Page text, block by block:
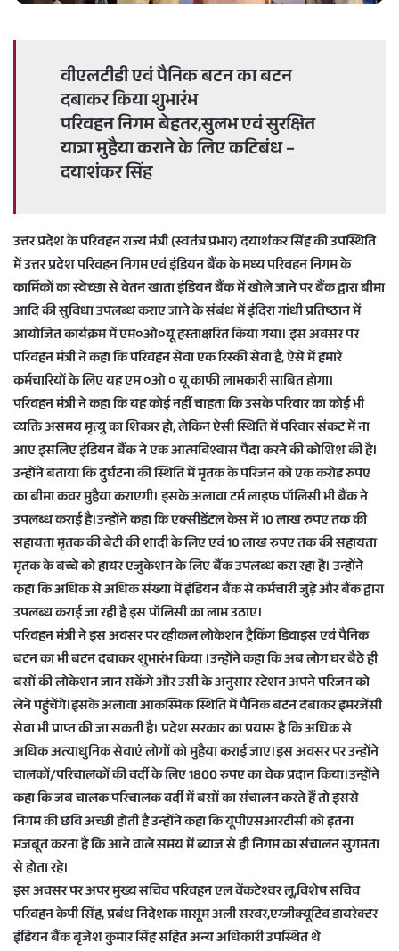
वीएलटीडी एवं पैनिक बटन का बटन
दबाकर किया शुभारंभ
परिवहन निगम बेहतर,सुलभ एवं सुरक्षित
यात्रा मुहैया कराने के लिए कटिबंध –
दयाशंकर सिंह
उत्तर प्रदेश के परिवहन राज्य मंत्री (स्वतंत्र प्रभार) दयाशंकर सिंह की उपस्थिति
में उत्तर प्रदेश परिवहन निगम एवं इंडियन बैंक के मध्य परिवहन निगम के
कार्मिकों का स्वेच्छा से वेतन खाता इंडियन बैंक में खोले जाने पर बैंक द्वारा बीमा
आदि की सुविधा उपलब्ध कराए जाने के संबंध में इंदिरा गांधी प्रतिष्ठान में
आयोजित कार्यक्रम में एम०ओ०यू हस्ताक्षरित किया गया। इस अवसर पर
परिवहन मंत्री ने कहा कि परिवहन सेवा एक रिस्की सेवा है, ऐसे में हमारे
कर्मचारियों के लिए यह एम ०ओ ० यू काफी लाभकारी साबित होगा।
परिवहन मंत्री ने कहा कि यह कोई नहीं चाहता कि उसके परिवार का कोई भी
व्यक्ति असमय मृत्यु का शिकार हो, लेकिन ऐसी स्थिति में परिवार संकट में ना
आए इसलिए इंडियन बैंक ने एक आत्मविश्वास पैदा करने की कोशिश की है।
उन्होंने बताया कि दुर्घटना की स्थिति में मृतक के परिजन को एक करोड रुपए
का बीमा कवर मुहैया कराएगी। इसके अलावा टर्म लाइफ पॉलिसी भी बैंक ने
उपलब्ध कराई है।उन्होंने कहा कि एक्सीडेंटल केस में 10 लाख रुपए तक की
सहायता मृतक की बेटी की शादी के लिए एवं 10 लाख रुपए तक की सहायता
मृतक के बच्चे को हायर एजुकेशन के लिए बैंक उपलब्ध करा रहा है। उन्होंने
कहा कि अधिक से अधिक संख्या में इंडियन बैंक से कर्मचारी जुड़े और बैंक द्वारा
उपलब्ध कराई जा रही है इस पॉलिसी का लाभ उठाए।
परिवहन मंत्री ने इस अवसर पर व्हीकल लोकेशन ट्रैकिंग डिवाइस एवं पैनिक
बटन का भी बटन दबाकर शुभारंभ किया ।उन्होंने कहा कि अब लोग घर बैठे ही
बसों की लोकेशन जान सकेंगे और उसी के अनुसार स्टेशन अपने परिजन को
लेने पहुंचेंगे।इसके अलावा आकस्मिक स्थिति में पैनिक बटन दबाकर इमरजेंसी
सेवा भी प्राप्त की जा सकती है। प्रदेश सरकार का प्रयास है कि अधिक से
अधिक अत्याधुनिक सेवाएं लोगों को मुहैया कराई जाए।इस अवसर पर उन्होंने
चालकों/परिचालकों की वर्दी के लिए 1800 रुपए का चेक प्रदान किया।उन्होंने
कहा कि जब चालक परिचालक वर्दी में बसों का संचालन करते हैं तो इससे
निगम की छवि अच्छी होती है उन्होंने कहा कि यूपीएसआरटीसी को इतना
मजबूत करना है कि आने वाले समय में ब्याज से ही निगम का संचालन सुगमता
से होता रहे।
इस अवसर पर अपर मुख्य सचिव परिवहन एल वेंकटेश्वर लू,विशेष सचिव
परिवहन केपी सिंह, प्रबंध निदेशक मासूम अली सरवर,एग्जीक्यूटिव डायरेक्टर
इंडियन बैंक बृजेश कुमार सिंह सहित अन्य अधिकारी उपस्थित थे